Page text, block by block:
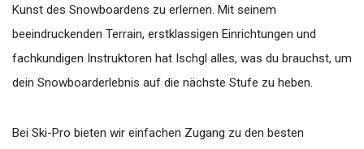
Kunst des Snowboardens zu erlernen. Mit seinem
beeindruckenden Terrain, erstklassigen Einrichtungen und
fachkundigen Instruktoren hat Ischgl alles, was du brauchst, um
dein Snowboarderlebnis auf die nächste Stufe zu heben.
Bei Ski-Pro bieten wir einfachen Zugang zu den besten